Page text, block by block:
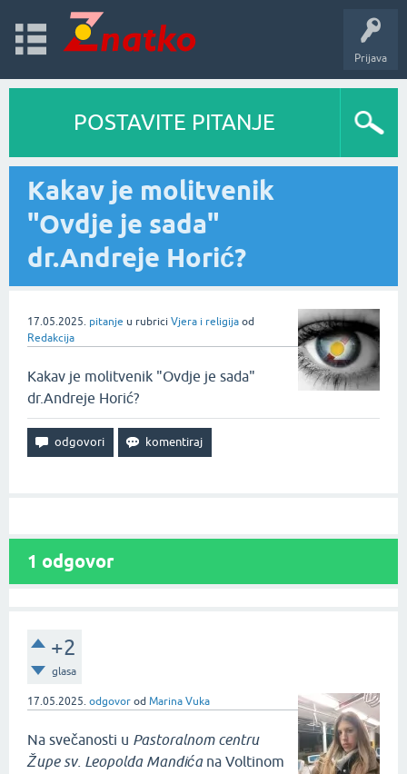
Prijava
POSTAVITE PITANJE
Kakav je molitvenik
"Ovdje je sada"
dr.Andreje Horić?
17.05.2025. pitanje u rubrici Vjera i religija od
Redakcija
Kakav je molitvenik "Ovdje je sada"
dr.Andreje Horić?
1 odgovor
+2
glasa
17.05.2025. odgovor od Marina Vuka
Na svečanosti u Pastoralnom centru
Župe sv. Leopolda Mandića na Voltinom